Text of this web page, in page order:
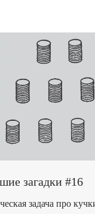
загадки #16
задача про